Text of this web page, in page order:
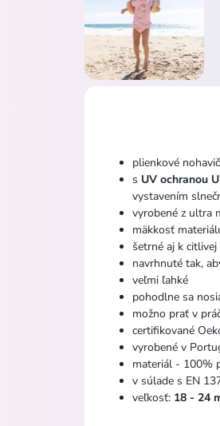
plienkové
s UV ochranou
vystavením
vyrobené z ultra
mäkkosť
šetrné aj k citlivej
navrhnuté tak,
veľmi ľahké
pohodlne sa
možno prať v
certifikované
vyrobené v
materiál - 100%
v súlade s EN
veľkosť: 18 - 24